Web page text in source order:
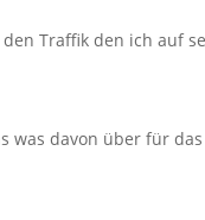
Traffik den ich auf
was davon über für